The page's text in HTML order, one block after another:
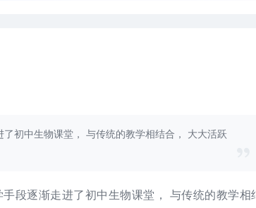
初中生物课堂， 与传统的教学相结合， 大大活跃
段逐渐走进了初中生物课堂， 与传统的教学相